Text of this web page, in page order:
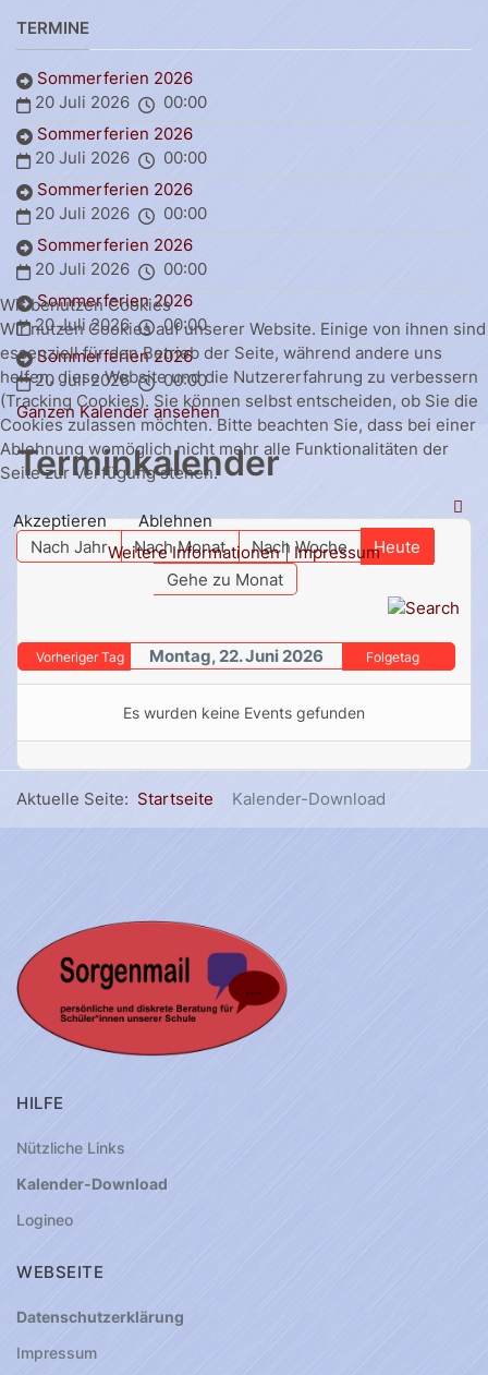
TERMINE
Sommerferien 2026
20 Juli 2026
00:00
Sommerferien 2026
20 Juli 2026
00:00
Sommerferien 2026
20 Juli 2026
00:00
Sommerferien 2026
20 Juli 2026
00:00
Sommerferien 2026
20 Juli 2026
00:00
Sommerferien 2026
20 Juli 2026
00:00
Ganzen Kalender ansehen
Terminkalender
Nach Jahr Nach Monat Nach Woche
Heute
Gehe zu Monat
Vorheriger Tag Montag, 22. Juni 2026 Folgetag
Es wurden keine Events gefunden
Aktuelle Seite: Startseite Kalender-Download
HILFE
Nützliche Links
Kalender-Download
Logineo
WEBSEITE
Datenschutzerklärung
Impressum
Wir benutzen Cookies
Wir nutzen Cookies auf unserer Website. Einige von ihnen sind
essenziell für den Betrieb der Seite, während andere uns
helfen, diese Website und die Nutzererfahrung zu verbessern
(Tracking Cookies). Sie können selbst entscheiden, ob Sie die
Cookies zulassen möchten. Bitte beachten Sie, dass bei einer
Ablehnung womöglich nicht mehr alle Funktionalitäten der
Seite zur Verfügung stehen.
Akzeptieren
Ablehnen
Weitere Informationen| Impressum